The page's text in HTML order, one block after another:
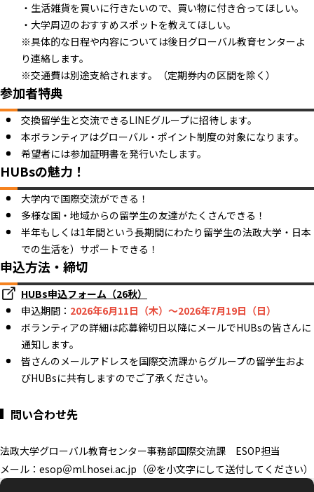
・生活雑貨を買いに行きたいので、買い物に付き合ってほしい。
・大学周辺のおすすめスポットを教えてほしい。
※具体的な日程や内容については後日グローバル教育センターよ
り連絡します。
※交通費は別途支給されます。（定期券内の区間を除く）
参加者特典
交換留学生と交流できるLINEグループに招待します。
本ボランティアはグローバル・ポイント制度の対象になります。
希望者には参加証明書を発行いたします。
HUBsの魅力！
大学内で国際交流ができる！
多様な国・地域からの留学生の友達がたくさんできる！
半年もしくは1年間という長期間にわたり留学生の法政大学・日本
での生活を）サポートできる！
申込方法・締切
HUBs申込フォーム（26秋）
申込期間： 2026年6月11日（木）～2026年7月19日（日）
ボランティアの詳細は応募締切日以降にメールでHUBsの皆さんに
通知します。
皆さんのメールアドレスを国際交流課からグループの留学生およ
びHUBsに共有しますのでご了承ください。
問い合わせ先
法政大学グローバル教育センター事務部国際交流課 ESOP担当
メール：esop＠ml.hosei.ac.jp（＠を小文字にして送付してください）